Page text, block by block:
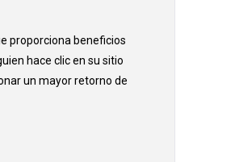
proporciona beneficios
hace clic en su sitio
un mayor retorno de